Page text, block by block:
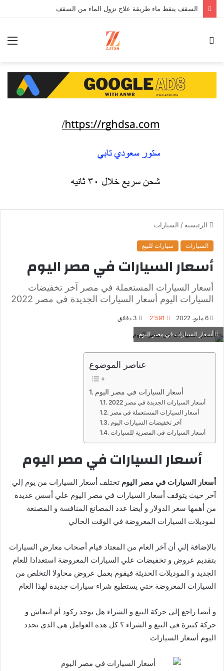
السقف ينقط ماء طريقة علاج نزول الماء من السقف
الرئيسية / السيارات
السيارات سيارات للبيع
أسعار السيارات في مصر اليوم
أسعار السيارات المستعملة في مصر آخر تخفيضات
السيارات اليوم أسعار السيارات الجديدة في مصر 2022
6 مايو، 2022 2٬591
أسعار السيارات في مصر اليوم
عناصر الموضوع
أسعار السيارات في مصر اليوم
أسعار السيارات الجديدة في مصر 2022
أسعار السيارات المستعملة في مصر
آخر تخفيضات السيارات اليوم
أسعار السيارات في المصرية للسيارات
أسعار السيارات في مصر اليوم
أسعار السيارات في مصر اليوم تختلف أسعار السيارات من يوم إلي
آخر حيث يتوقف أسعار السيارات في مصر اليوم علي أسس عديدة
من أهمها سعر الدولار و أيضا عدد المصانع المنافسة و المصنعة
لموديلات السيارات المعروضة في الوقت الحالي
بالإضافة إلي أن آخر العام من المعتاد قيام أصحاب معارض السيارات
بتقديم عروض و تخفيضات علي السيارات المعروضة استعدادا للعام
الجديد و الموديلات الحديثة فيقوم بعمل عروض محاولا التخلص من
السيارات المعروضة حتي يستطيع شراء سيارات جديدة لهذا العام
و أيضا راجع إلي حركة البيع و الشراء هل يوجد ركود أم انتعاش و
حركة كبيرة في البيع و الشراء ؟ كل هذه العوامل هي الذي تحدد
اليوم أسعار السيارات